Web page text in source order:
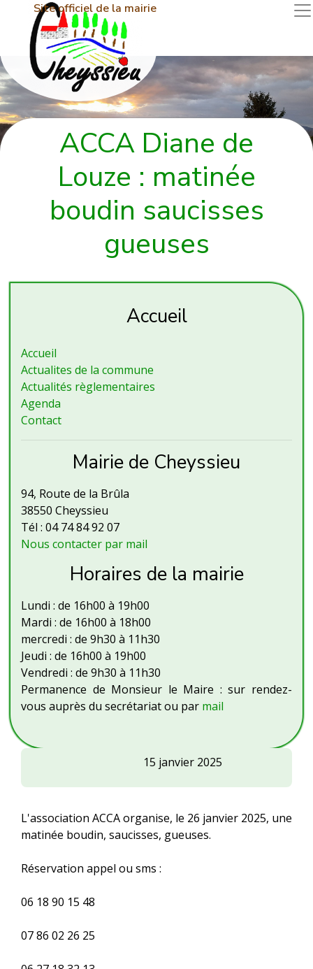
Site officiel de la mairie
ACCA Diane de
Louze : matinée
boudin saucisses
gueuses
Accueil
Accueil
Actualites de la commune
Actualités règlementaires
Agenda
Contact
Mairie de Cheyssieu
94, Route de la Brûla
38550 Cheyssieu
Tél : 04 74 84 92 07
Nous contacter par mail
Horaires de la mairie
Lundi : de 16h00 à 19h00
Mardi : de 16h00 à 18h00
mercredi : de 9h30 à 11h30
Jeudi : de 16h00 à 19h00
Vendredi : de 9h30 à 11h30
Permanence de Monsieur le Maire : sur rendez-
vous auprès du secrétariat ou par mail
ACCA
de
:
matinée
saucisses
15 janvier 2025
L'association ACCA organise, le 26 janvier 2025, une
matinée boudin, saucisses, gueuses.
Réservation appel ou sms :
06 18 90 15 48
07 86 02 26 25